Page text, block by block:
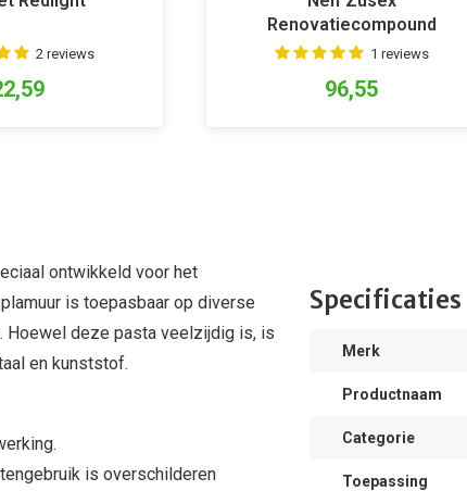
2 reviews
Renovatiecompound
1 reviews
96,55
ontwikkeld voor het
is toepasbaar op diverse
Hoewel deze pasta veelzijdig is, is
en kunststof.
is overschilderen
Specificaties
Merk
Productnaam
Categorie
Toepassing